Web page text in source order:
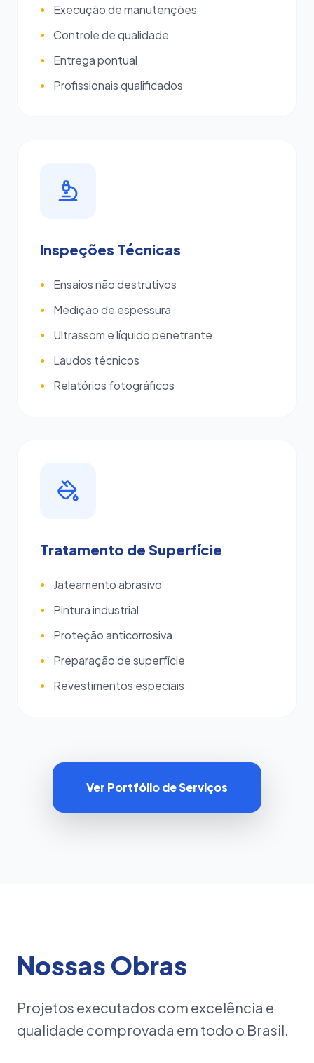
● Execução de manutenções
● Controle de qualidade
● Entrega pontual
● Profissionais qualificados
Inspeções Técnicas
● Ensaios não destrutivos
● Medição de espessura
● Ultrassom e líquido penetrante
● Laudos técnicos
● Relatórios fotográficos
Tratamento de Superfície
● Jateamento abrasivo
● Pintura industrial
● Proteção anticorrosiva
● Preparação de superfície
● Revestimentos especiais
Ver Portfólio de Serviços
Nossas Obras
Projetos executados com excelência e
qualidade comprovada em todo o Brasil.